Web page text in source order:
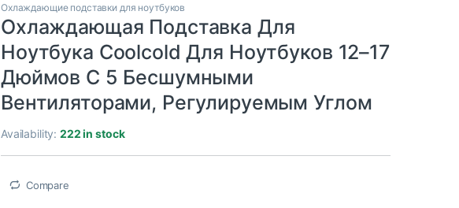
Охлаждающие подставки для ноутбуков
Охлаждающая Подставка Для
Ноутбука Coolcold Для Ноутбуков 12–17
Дюймов С 5 Бесшумными
Вентиляторами, Регулируемым Углом
Availability:222 in stock
Compare